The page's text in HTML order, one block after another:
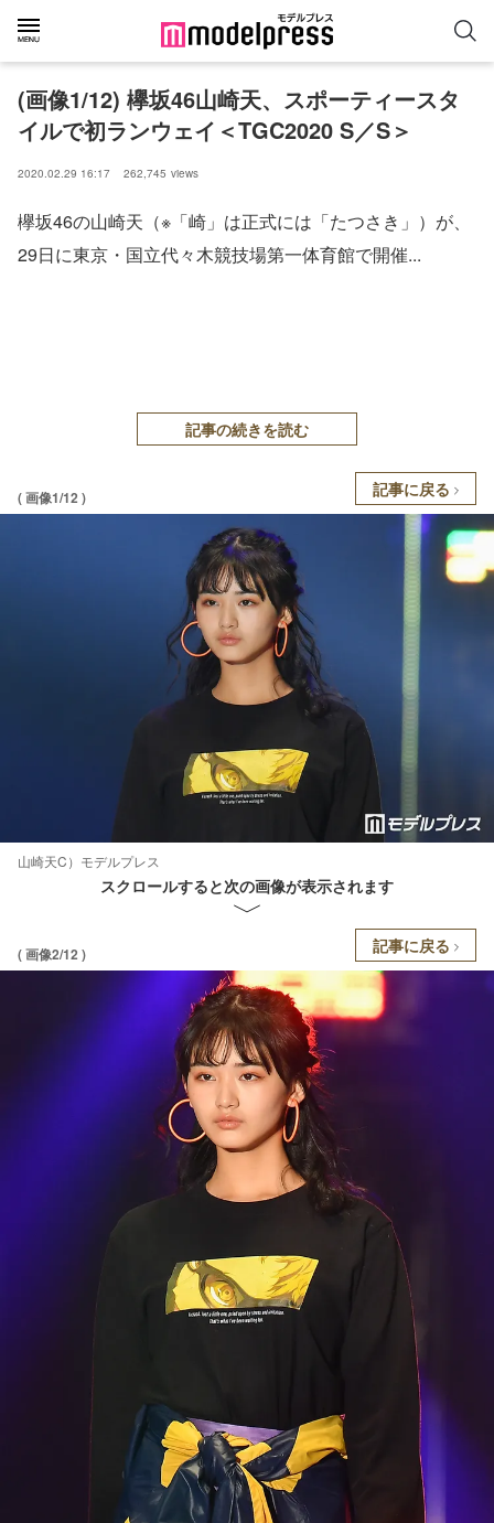
(画像1/12) 欅坂46山崎天、スポーティースタ
イルで初ランウェイ＜TGC2020 S／S＞
2020.02.29 16:17 262,745 views
欅坂46の山崎天（※「崎」は正式には「たつさき」）が、
29日に東京・国立代々木競技場第一体育館で開催...
記事の続きを読む
( 画像1/12 ) 記事に戻る
山崎天C）モデルプレス
スクロールすると次の画像が表示されます
( 画像2/12 ) 記事に戻る